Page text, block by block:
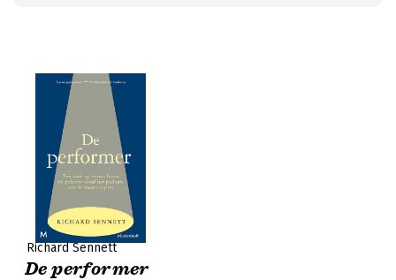
Richard Sennett
De performer